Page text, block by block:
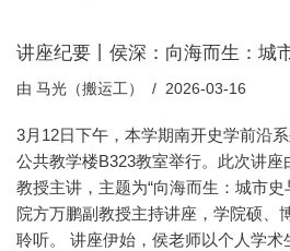
讲座纪要丨侯深：向海而生：城
由 马光（搬运工） 2026-03-16
3月12日下午，本学期南开史学前沿
公共教学楼B323教室举行。此次讲
教授主讲，主题为“向海而生：城市
院方万鹏副教授主持讲座，学院硕、
聆听。 讲座伊始，侯老师以个人学